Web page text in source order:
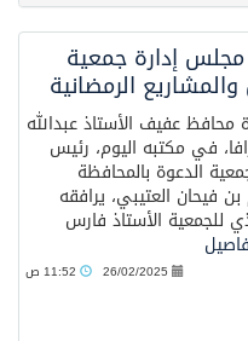
إدارة جمعية
الرمضانية
عفيف الأستاذ عبدالله
في مكتبه اليوم، رئيس
الدعوة بالمحافظة
فيحان العتيبي، يرافقه
للجمعية الأستاذ فارس
26/02/2025